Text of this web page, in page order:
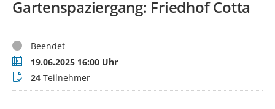
Gartenspaziergang: Friedhof Cotta
StatusBeendet
Termin19.06.2025 16:00 Uhr
Teilnehmer
24 Teilnehmer